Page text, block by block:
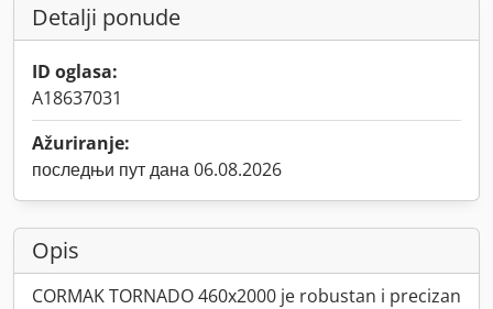
Detalji ponude
ID oglasa:
A18637031
Ažuriranje:
последњи пут дана 06.08.2026
Opis
CORMAK TORNADO 460x2000 je robustan i precizan